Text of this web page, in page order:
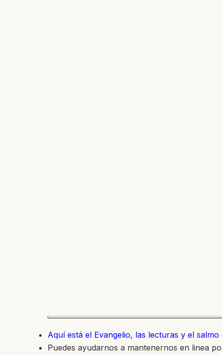
Aquí está el Evangelio, las lecturas y el salmo
Puedes ayudarnos a mantenernos en linea